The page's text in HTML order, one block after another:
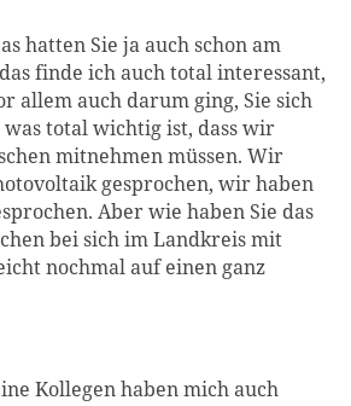
hatten Sie ja auch schon am
finde ich auch total interessant,
allem auch darum ging, Sie sich
was total wichtig ist, dass wir
mitnehmen müssen. Wir
gesprochen, wir haben
Aber wie haben Sie das
bei sich im Landkreis mit
nochmal auf einen ganz
Kollegen haben mich auch